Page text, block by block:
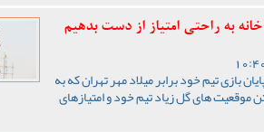
به راحتی امتیاز از دست بدهیم
بازی تیم خود برابر میلاد مهر تهران که به
های گل زیاد تیم خود و امتیازهای